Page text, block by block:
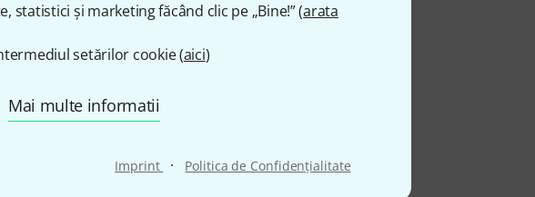
și marketing făcând clic pe „Bine!” (arata
setărilor cookie (aici)
Mai multe informatii
Imprint · Politica de Confidenţialitate
disponibile pentru expediere imediată
Group în gama noastră din 2016.
veţi găsi un total de 221
pe site-ul nostru - printre acestea
din reviste (în câteva limbi).
un procentaj peste medie, de
imediat sau pot fi testate în magazinul
cu articolul achiziţionat! În